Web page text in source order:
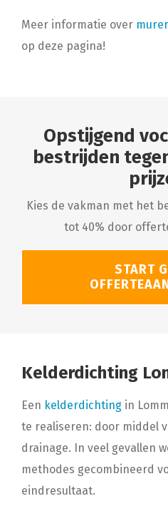
Meer informatie over
op deze pagina!
Opstijgend
bestrijden
Kies de vakman met het
tot 40% door
START
Kelderdichting
Een kelderdichting in
te realiseren: door middel
drainage. In veel gevallen
methodes gecombineerd
eindresultaat.